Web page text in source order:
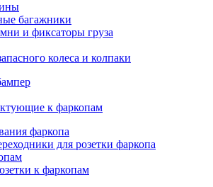
багажники
и фиксаторы груза
колеса и колпаки
к фаркопам
фаркопа
для розетки фаркопа
к фаркопам